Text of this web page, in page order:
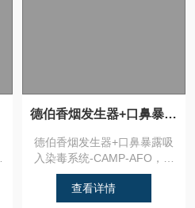
德伯香烟发生器+口鼻暴露吸入染毒系统
德伯香烟发生器+口鼻暴露吸
入染毒系统-CAMP-AFO，基
于ISO3308与CI...
查看详情